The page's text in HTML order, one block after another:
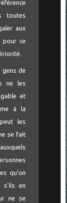
toutes
aux
pour ce
gens de
ne les
et
à la
les
se fait
qu’on
en
ne se